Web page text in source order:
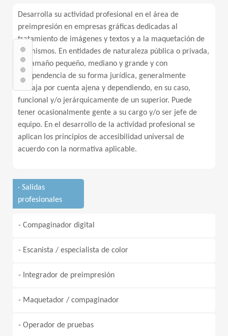
Desarrolla su actividad profesional en el área de
preimpresión en empresas gráficas dedicadas al
tratamiento de imágenes y textos y a la maquetación de
los mismos. En entidades de naturaleza pública o privada,
de tamaño pequeño, mediano y grande y con
independencia de su forma jurídica, generalmente
trabaja por cuenta ajena y dependiendo, en su caso,
funcional y/o jerárquicamente de un superior. Puede
tener ocasionalmente gente a su cargo y/o ser jefe de
equipo. En el desarrollo de la actividad profesional se
aplican los principios de accesibilidad universal de
acuerdo con la normativa aplicable.
· Salidas
profesionales
- Compaginador digital
- Escanista / especialista de color
- Integrador de preimpresión
- Maquetador / compaginador
- Operador de pruebas